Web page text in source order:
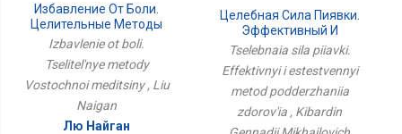
Избавление От Боли.
Целительные Методы
Восточной Медицины
Izbavlenie ot boli.
Tselitel'nye metody
Vostochnoi meditsiny , Liu
Naigan
Лю Найган
Целебная Сила Пиявки.
Эффективный И
Естественный Метод
Поддержания Здоровья
Tselebnaia sila piiavki.
Effektivnyi i estestvennyi
metod podderzhaniia
zdorov'ia , Kibardin